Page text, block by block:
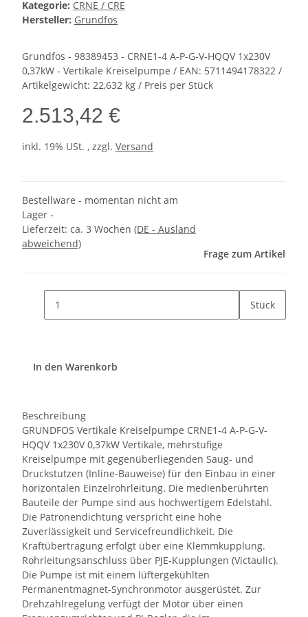
Kategorie: CRNE / CRE
Hersteller: Grundfos
Grundfos - 98389453 - CRNE1-4 A-P-G-V-HQQV 1x230V
0,37kW - Vertikale Kreiselpumpe / EAN: 5711494178322 /
Artikelgewicht: 22,632 kg / Preis per Stück
2.513,42 €
inkl. 19% USt. , zzgl. Versand
Bestellware - momentan nicht am
Lager -
Lieferzeit: ca. 3 Wochen (DE - Ausland
abweichend)
Frage zum Artikel
Stück
In den Warenkorb
Beschreibung
GRUNDFOS Vertikale Kreiselpumpe CRNE1-4 A-P-G-V-
HQQV 1x230V 0,37kW Vertikale, mehrstufige
Kreiselpumpe mit gegenüberliegenden Saug- und
Druckstutzen (Inline-Bauweise) für den Einbau in einer
horizontalen Einzelrohrleitung. Die medienberührten
Bauteile der Pumpe sind aus hochwertigem Edelstahl.
Die Patronendichtung verspricht eine hohe
Zuverlässigkeit und Servicefreundlichkeit. Die
Kraftübertragung erfolgt über eine Klemmkupplung.
Rohrleitungsanschluss über PJE-Kupplungen (Victaulic).
Die Pumpe ist mit einem lüftergekühlten
Permanentmagnet-Synchronmotor ausgerüstet. Zur
Drehzahlregelung verfügt der Motor über einen